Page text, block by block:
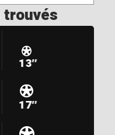
13″
17″